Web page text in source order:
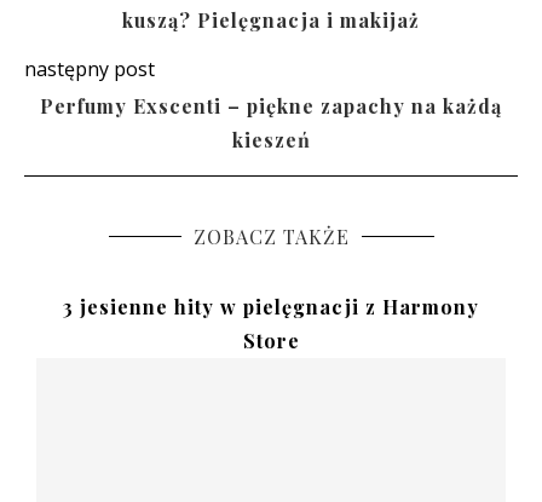
kuszą? Pielęgnacja i makijaż
następny post
Perfumy Exscenti – piękne zapachy na każdą
kieszeń
ZOBACZ TAKŻE
3 jesienne hity w pielęgnacji z Harmony
Store